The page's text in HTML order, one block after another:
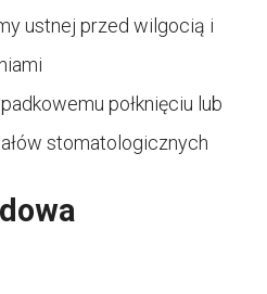
ustnej przed wilgocią i
połknięciu lub
stomatologicznych